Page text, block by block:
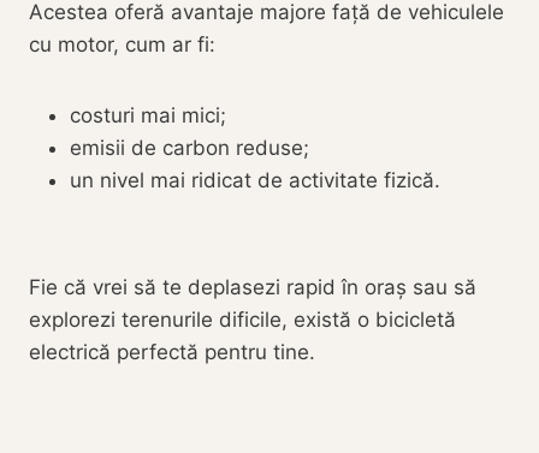
Acestea oferă avantaje majore față de vehiculele
cu motor, cum ar fi:
costuri mai mici;
emisii de carbon reduse;
un nivel mai ridicat de activitate fizică.
Fie că vrei să te deplasezi rapid în oraș sau să
explorezi terenurile dificile, există o bicicletă
electrică perfectă pentru tine.